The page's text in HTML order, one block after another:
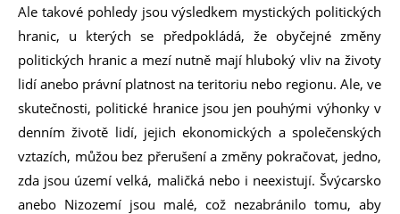
Ale takové pohledy jsou výsledkem mystických politických
hranic, u kterých se předpokládá, že obyčejné změny
politických hranic a mezí nutně mají hluboký vliv na životy
lidí anebo právní platnost na teritoriu nebo regionu. Ale, ve
skutečnosti, politické hranice jsou jen pouhými výhonky v
denním životě lidí, jejich ekonomických a společenských
vztazích, můžou bez přerušení a změny pokračovat, jedno,
zda jsou území velká, maličká nebo i neexistují. Švýcarsko
anebo Nizozemí jsou malé, což nezabránilo tomu, aby